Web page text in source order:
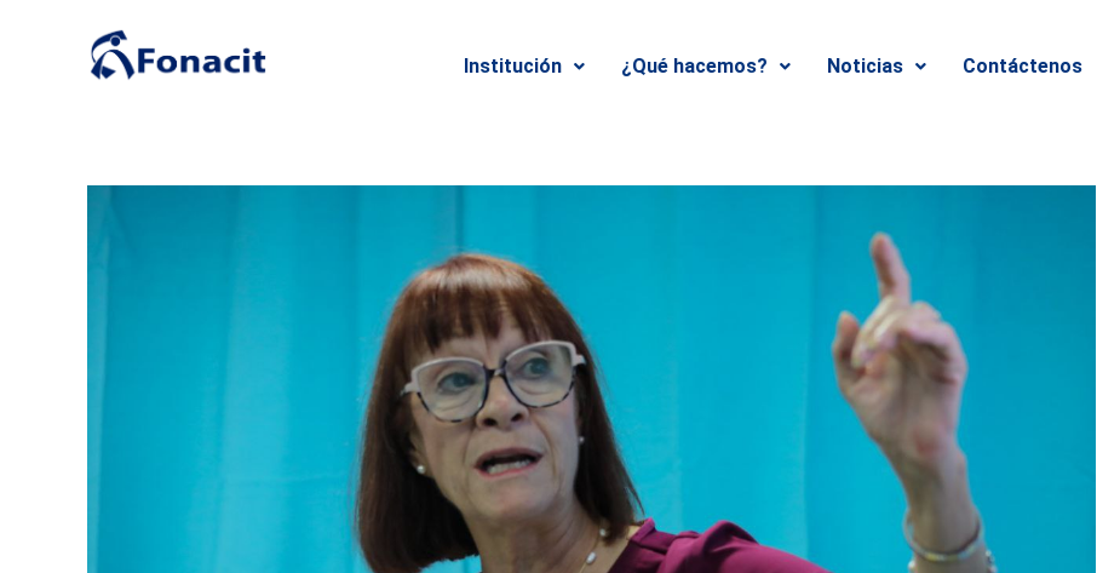
Institución ¿Qué hacemos? Noticias Contáctenos